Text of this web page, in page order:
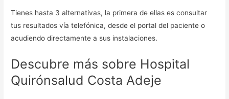
Tienes hasta 3 alternativas, la primera de ellas es consultar
tus resultados vía telefónica, desde el portal del paciente o
acudiendo directamente a sus instalaciones.
Descubre más sobre Hospital
Quirónsalud Costa Adeje